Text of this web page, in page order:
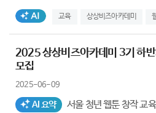
AI생성태그 교육 상상비즈아카데미
2025 상상비즈아카데미 3기 하
모집
2025-06-09
AI 요약
서울 청년 웹툰 창작 교